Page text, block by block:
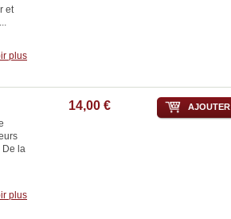
et
plus
De la
plus
14,00 € AJOUTER